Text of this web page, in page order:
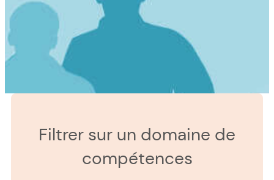
Filtrer sur un domaine de
compétences